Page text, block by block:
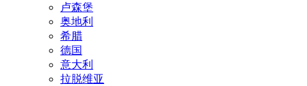
卢森堡
奥地利
希腊
德国
意大利
拉脱维亚